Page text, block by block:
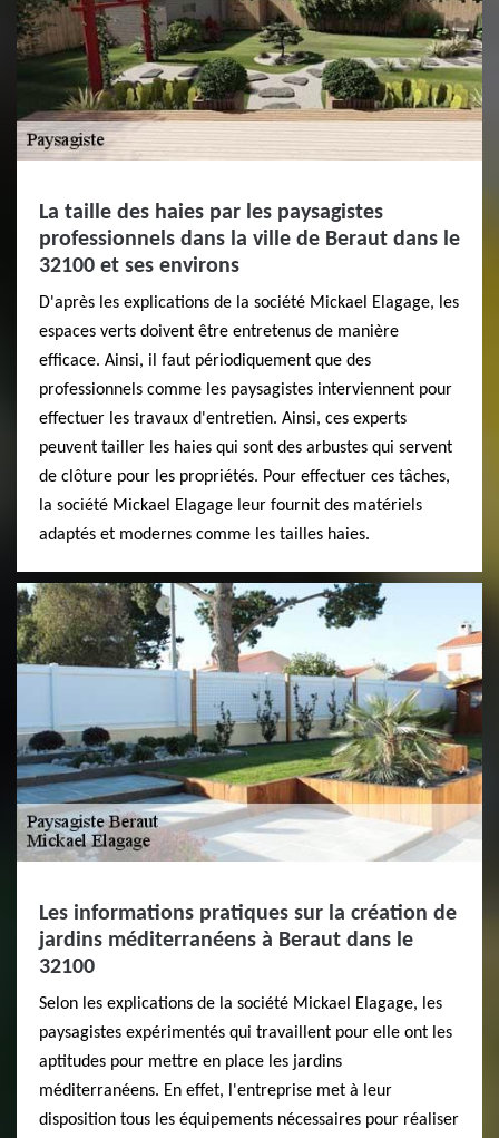
La taille des haies par les paysagistes
professionnels dans la ville de Beraut dans le
32100 et ses environs
D'après les explications de la société Mickael Elagage, les
espaces verts doivent être entretenus de manière
efficace. Ainsi, il faut périodiquement que des
professionnels comme les paysagistes interviennent pour
effectuer les travaux d'entretien. Ainsi, ces experts
peuvent tailler les haies qui sont des arbustes qui servent
de clôture pour les propriétés. Pour effectuer ces tâches,
la société Mickael Elagage leur fournit des matériels
adaptés et modernes comme les tailles haies.
Les informations pratiques sur la création de
jardins méditerranéens à Beraut dans le
32100
Selon les explications de la société Mickael Elagage, les
paysagistes expérimentés qui travaillent pour elle ont les
aptitudes pour mettre en place les jardins
méditerranéens. En effet, l'entreprise met à leur
disposition tous les équipements nécessaires pour réaliser